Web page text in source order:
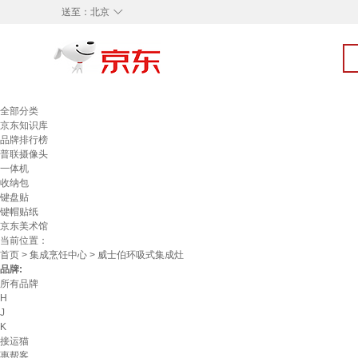
◇
送至： 北京
全部分类
京东知识库
品牌排行榜
普联摄像头
一体机
收纳包
键盘贴
键帽贴纸
京东美术馆
当前位置：
首页 > 集成烹饪中心 > 威士伯环吸式集成灶
品牌:
所有品牌
H
J
K
接运猫
惠帮客